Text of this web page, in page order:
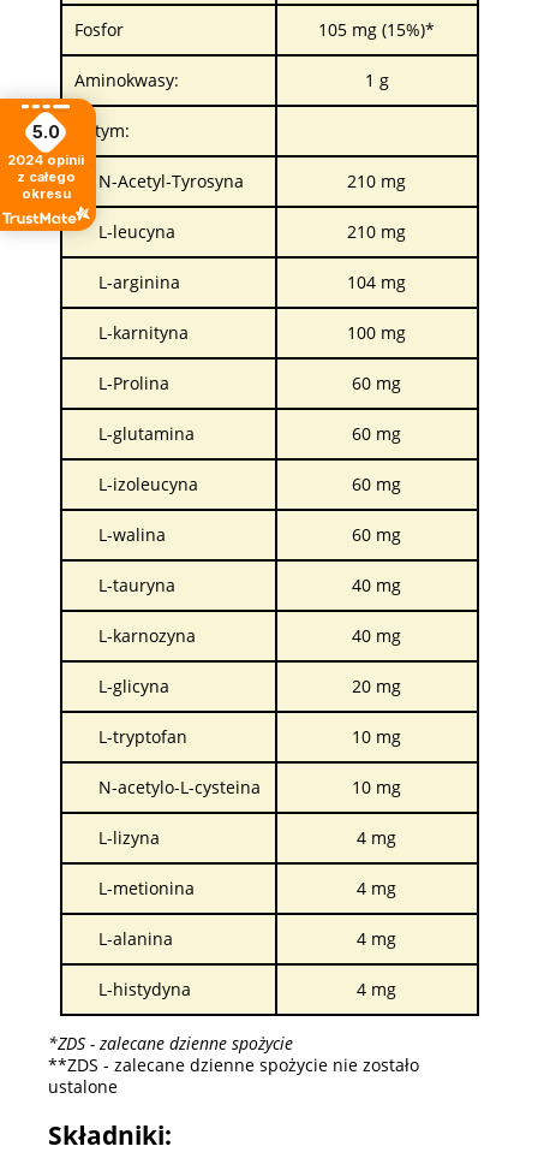
Fosfor 105 mg (15%)*
Aminokwasy: 1 g
W tym:
N-Acetyl-Tyrosyna 210 mg
L-leucyna 210 mg
L-arginina 104 mg
L-karnityna 100 mg
L-Prolina 60 mg
L-glutamina 60 mg
L-izoleucyna 60 mg
L-walina 60 mg
L-tauryna 40 mg
L-karnozyna 40 mg
L-glicyna 20 mg
L-tryptofan 10 mg
N-acetylo-L-cysteina 10 mg
L-lizyna 4 mg
L-metionina 4 mg
L-alanina 4 mg
L-histydyna 4 mg
*ZDS - zalecane dzienne spożycie
**ZDS - zalecane dzienne spożycie nie zostało
ustalone
Składniki:
5.0
2024 opinii
z całego
okresu